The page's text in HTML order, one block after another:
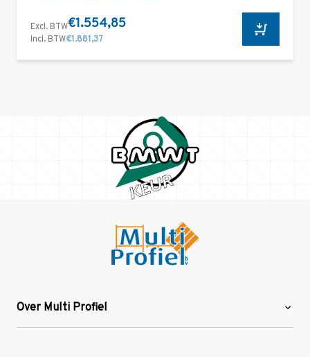
Excl. BTW€1.554,85
Incl. BTW€1.881,37
Over Multi Profiel